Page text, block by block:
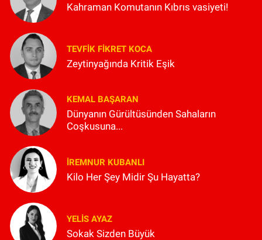
Kahraman Komutanın Kıbrıs vasiyeti!
TEVFIK FIKRET KOCA
Zeytinyağında Kritik Eşik
KEMAL BAŞARAN
Dünyanın Gürültüsünden Sahaların
Coşkusuna...
İREMNUR KUBANLI
Kilo Her Şey Midir Şu Hayatta?
YELIS AYAZ
Sokak Sizden Büyük